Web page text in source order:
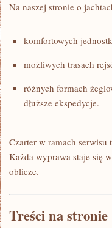
Na naszej stronie o
komfortowych
możliwych trasach
różnych formach
dłuższe ekspedycje.
Czarter w ramach serwisu
Każda wyprawa staje się
oblicze.
Treści na stronie